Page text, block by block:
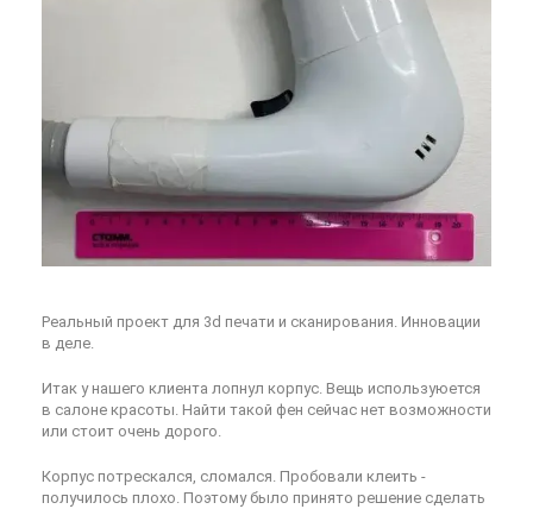
Реальный проект для 3d печати и сканирования. Инновации
в деле.
Итак у нашего клиента лопнул корпус. Вещь используюется
в салоне красоты. Найти такой фен сейчас нет возможности
или стоит очень дорого.
Корпус потрескался, сломался. Пробовали клеить -
получилось плохо. Поэтому было принято решение сделать